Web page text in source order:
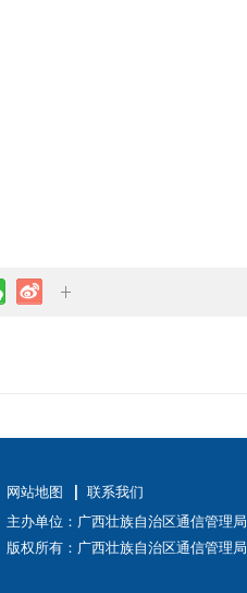
网站地图
联系我们
主办单位：广西壮族自治区通信管理局
版权所有：广西壮族自治区通信管理局